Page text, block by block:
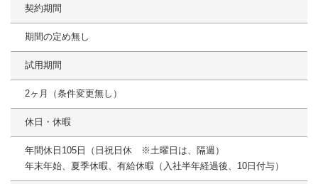
契約期間
期間の定め無し
試用期間
2ヶ月（条件変更無し）
休日・休暇
年間休日105日（日祝日休 ※土曜日は、隔週）
年末年始、夏季休暇、有給休暇（入社半年経過後、10日付与）